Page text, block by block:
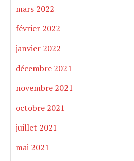
mars 2022
février 2022
janvier 2022
décembre 2021
novembre 2021
octobre 2021
juillet 2021
mai 2021